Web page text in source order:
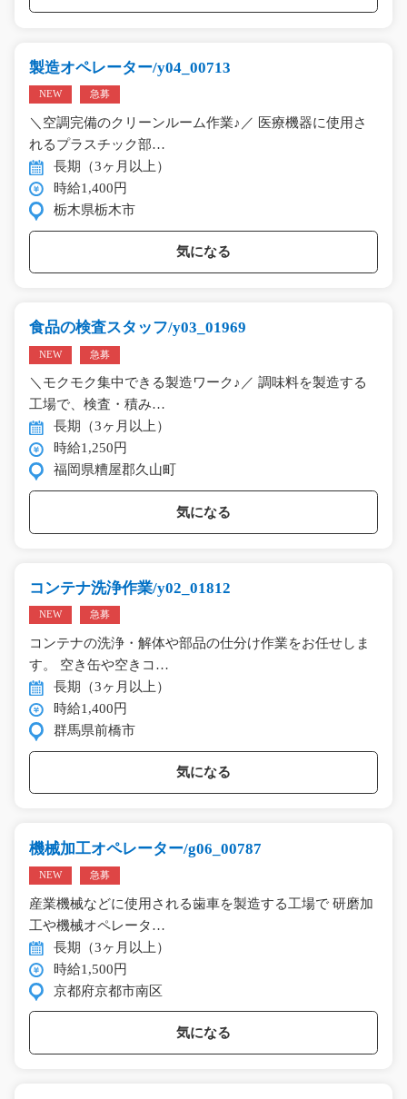
製造オペレーター/y04_00713
NEW 急募
＼空調完備のクリーンルーム作業♪／ 医療機器に使用さ
れるプラスチック部…
長期（3ヶ月以上）
時給1,400円
栃木県栃木市
気になる
食品の検査スタッフ/y03_01969
NEW 急募
＼モクモク集中できる製造ワーク♪／ 調味料を製造する
工場で、検査・積み…
長期（3ヶ月以上）
時給1,250円
福岡県糟屋郡久山町
気になる
コンテナ洗浄作業/y02_01812
NEW 急募
コンテナの洗浄・解体や部品の仕分け作業をお任せしま
す。 空き缶や空きコ…
長期（3ヶ月以上）
時給1,400円
群馬県前橋市
気になる
機械加工オペレーター/g06_00787
NEW 急募
産業機械などに使用される歯車を製造する工場で 研磨加
工や機械オペレータ…
長期（3ヶ月以上）
時給1,500円
京都府京都市南区
気になる